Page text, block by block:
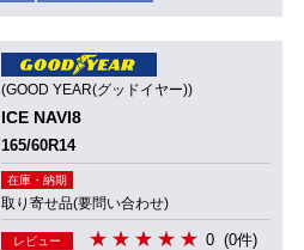
(GOOD YEAR(グッドイヤー))
ICE NAVI8
165/60R14
在庫・納期
取り寄せ品(要問い合わせ)
レビュー 0 (0件)